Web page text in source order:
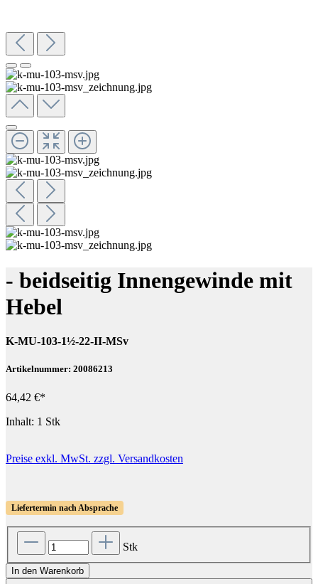
- beidseitig Innengewinde mit
Hebel
K-MU-103-1½-22-II-MSv
Artikelnummer: 20086213
64,42 €*
Inhalt: 1 Stk
Preise exkl. MwSt. zzgl. Versandkosten
Liefertermin nach Absprache
Stk
In den Warenkorb